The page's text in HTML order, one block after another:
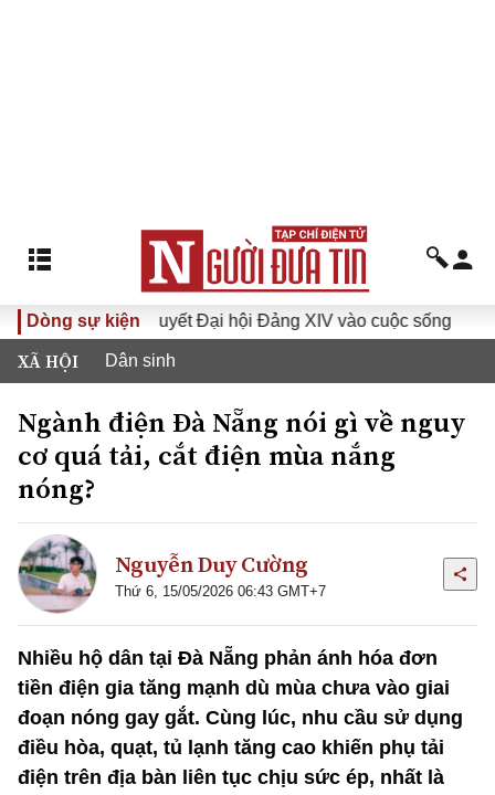
Dòng sự kiện
Nghị quyết Đại hội Đảng XIV vào cuộc sống Hướng
XÃ HỘI Dân sinh
Ngành điện Đà Nẵng nói gì về nguy
cơ quá tải, cắt điện mùa nắng
nóng?
Nguyễn Duy Cường
Thứ 6, 15/05/2026 06:43 GMT+7
Nhiều hộ dân tại Đà Nẵng phản ánh hóa đơn
tiền điện gia tăng mạnh dù mùa chưa vào giai
đoạn nóng gay gắt. Cùng lúc, nhu cầu sử dụng
điều hòa, quạt, tủ lạnh tăng cao khiến phụ tải
điện trên địa bàn liên tục chịu sức ép, nhất là